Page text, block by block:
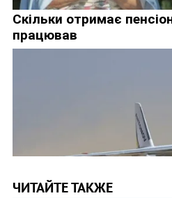
ЧИТАЙТЕ ТАКЖЕ